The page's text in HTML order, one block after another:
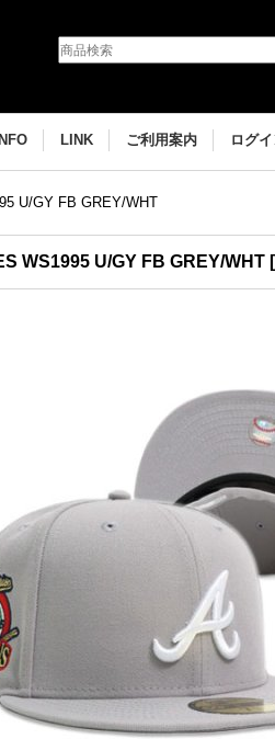
INFO LINK ご利用案内 ログ
U/GY FB GREY/WHT
WS1995 U/GY FB GREY/WHT [